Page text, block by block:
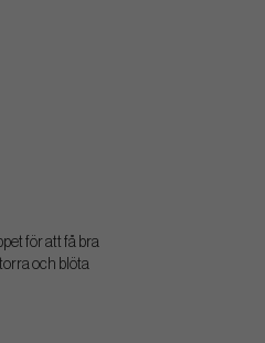
för att få bra
och blöta